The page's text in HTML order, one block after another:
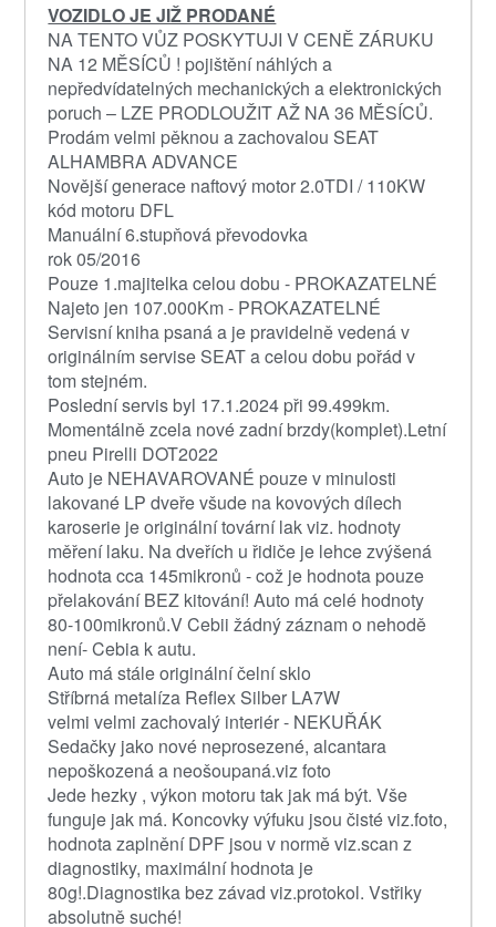
VOZIDLO JE JIŽ PRODANÉ
NA TENTO VŮZ POSKYTUJI V CENĚ ZÁRUKU
NA 12 MĚSÍCŮ ! pojištění náhlých a
nepředvídatelných mechanických a elektronických
poruch – LZE PRODLOUŽIT AŽ NA 36 MĚSÍCŮ.
Prodám velmi pěknou a zachovalou SEAT
ALHAMBRA ADVANCE
Novější generace naftový motor 2.0TDI / 110KW
kód motoru DFL
Manuální 6.stupňová převodovka
rok 05/2016
Pouze 1.majitelka celou dobu - PROKAZATELNÉ
Najeto jen 107.000Km - PROKAZATELNÉ
Servisní kniha psaná a je pravidelně vedená v
originálním servise SEAT a celou dobu pořád v
tom stejném.
Poslední servis byl 17.1.2024 při 99.499km.
Momentálně zcela nové zadní brzdy(komplet).Letní
pneu Pirelli DOT2022
Auto je NEHAVAROVANÉ pouze v minulosti
lakované LP dveře všude na kovových dílech
karoserie je originální tovární lak viz. hodnoty
měření laku. Na dveřích u řidiče je lehce zvýšená
hodnota cca 145mikronů - což je hodnota pouze
přelakování BEZ kitování! Auto má celé hodnoty
80-100mikronů.V Cebii žádný záznam o nehodě
není- Cebia k autu.
Auto má stále originální čelní sklo
Stříbrná metalíza Reflex Silber LA7W
velmi velmi zachovalý interiér - NEKUŘÁK
Sedačky jako nové neprosezené, alcantara
nepoškozená a neošoupaná.viz foto
Jede hezky , výkon motoru tak jak má být. Vše
funguje jak má. Koncovky výfuku jsou čisté viz.foto,
hodnota zaplnění DPF jsou v normě viz.scan z
diagnostiky, maximální hodnota je
80g!.Diagnostika bez závad viz.protokol. Vstřiky
absolutně suché!